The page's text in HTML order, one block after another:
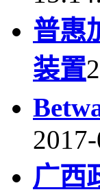
普惠
装置
广西